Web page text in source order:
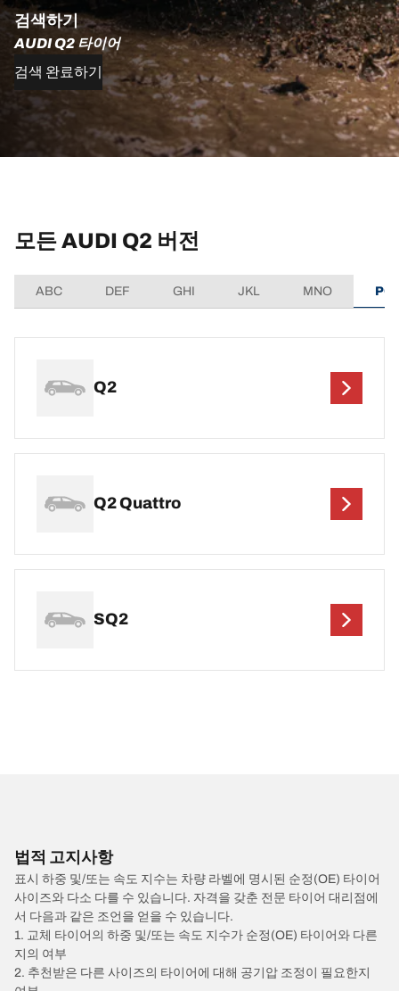
검색하기
AUDI Q2 타이어
검색 완료하기
모든 AUDI Q2 버전
ABC DEF GHI JKL MNO
Q2
Q2 Quattro
SQ2
법적 고지사항
표시 하중 및/또는 속도 지수는 차량 라벨에 명시된 순정(OE) 타이어
사이즈와 다소 다를 수 있습니다. 자격을 갖춘 전문 타이어 대리점에
서 다음과 같은 조언을 얻을 수 있습니다.
1. 교체 타이어의 하중 및/또는 속도 지수가 순정(OE) 타이어와 다른
지의 여부
2. 추천받은 다른 사이즈의 타이어에 대해 공기압 조정이 필요한지